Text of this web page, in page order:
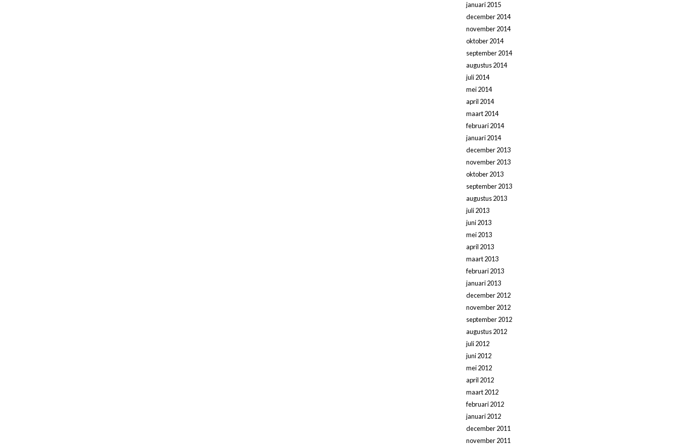
januari 2015
december 2014
november 2014
oktober 2014
september 2014
augustus 2014
juli 2014
mei 2014
april 2014
maart 2014
februari 2014
januari 2014
december 2013
november 2013
oktober 2013
september 2013
augustus 2013
juli 2013
juni 2013
mei 2013
april 2013
maart 2013
februari 2013
januari 2013
december 2012
november 2012
september 2012
augustus 2012
juli 2012
juni 2012
mei 2012
april 2012
maart 2012
februari 2012
januari 2012
december 2011
november 2011